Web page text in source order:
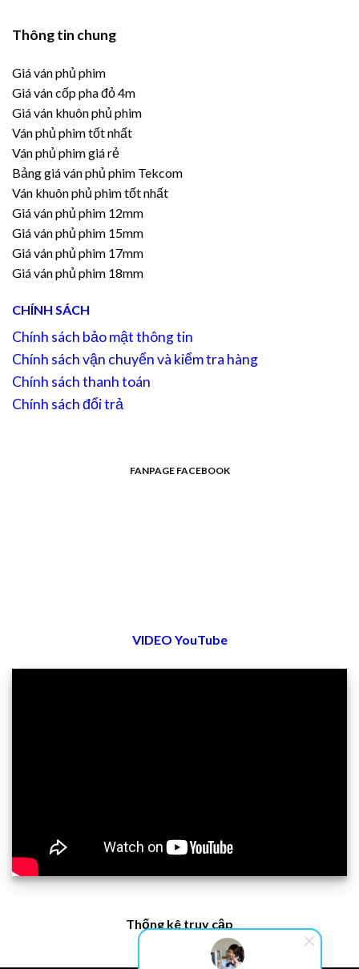
Thông tin chung
Giá ván phủ phim
Giá ván cốp pha đỏ 4m
Giá ván khuôn phủ phim
Ván phủ phim tốt nhất
Ván phủ phim giá rẻ
Bảng giá ván phủ phim Tekcom
Ván khuôn phủ phim tốt nhất
Giá ván phủ phim 12mm
Giá ván phủ phim 15mm
Giá ván phủ phim 17mm
Giá ván phủ phim 18mm
CHÍNH SÁCH
Chính sách bảo mật thông tin
Chính sách vận chuyển và kiểm tra hàng
Chính sách thanh toán
Chính sách đổi trả
FANPAGE FACEBOOK
VIDEO YouTube
Thống kê truy cập